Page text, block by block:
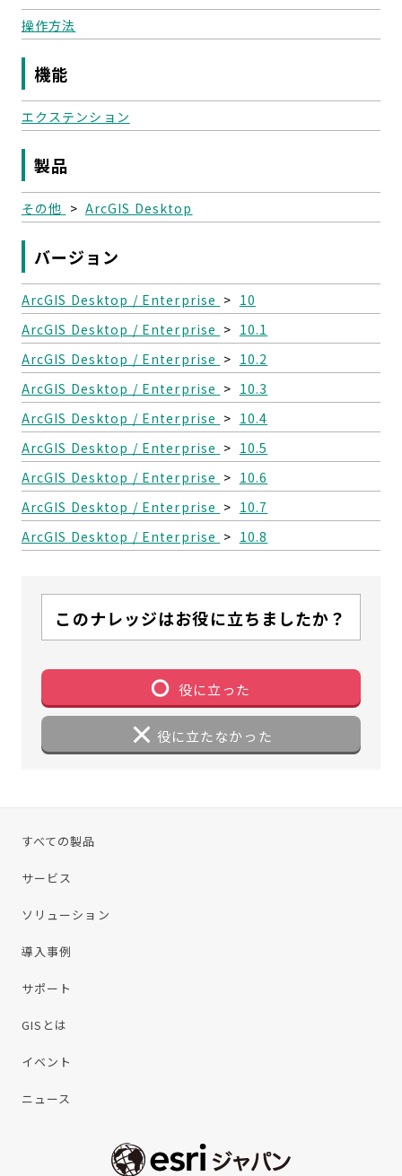
操作方法
機能
エクステンション
製品
その他 > ArcGIS Desktop
バージョン
ArcGIS Desktop / Enterprise > 10
ArcGIS Desktop / Enterprise > 10.1
ArcGIS Desktop / Enterprise > 10.2
ArcGIS Desktop / Enterprise > 10.3
ArcGIS Desktop / Enterprise > 10.4
ArcGIS Desktop / Enterprise > 10.5
ArcGIS Desktop / Enterprise > 10.6
ArcGIS Desktop / Enterprise > 10.7
ArcGIS Desktop / Enterprise > 10.8
このナレッジはお役に立ちましたか？
役に立った
役に立たなかった
すべての製品
サービス
ソリューション
導入事例
サポート
GISとは
イベント
ニュース